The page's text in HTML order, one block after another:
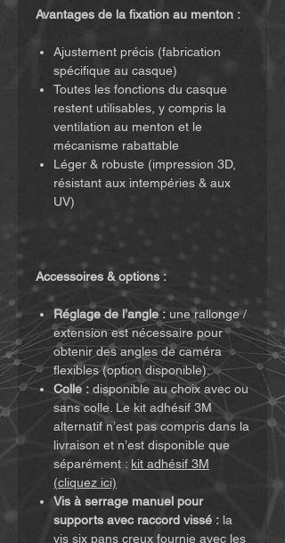
Avantages de la fixation au menton :
Ajustement précis (fabrication
spécifique au casque)
Toutes les fonctions du casque
restent utilisables, y compris la
ventilation au menton et le
mécanisme rabattable
Léger & robuste (impression 3D,
résistant aux intempéries & aux
UV)
Accessoires & options :
Réglage de l’angle : une rallonge /
extension est nécessaire pour
obtenir des angles de caméra
flexibles (option disponible).
Colle : disponible au choix avec ou
sans colle. Le kit adhésif 3M
alternatif n’est pas compris dans la
livraison et n’est disponible que
séparément : kit adhésif 3M
(cliquez ici)
Vis à serrage manuel pour
supports avec raccord vissé : la
vis six pans creux fournie avec les